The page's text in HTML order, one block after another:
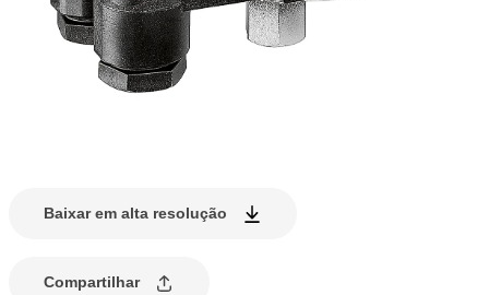
Baixar em alta resolução
Compartilhar